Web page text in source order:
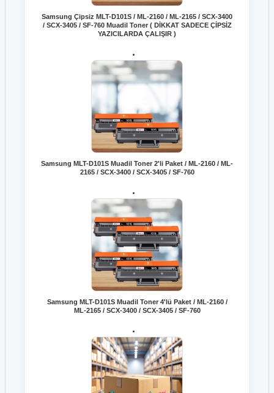
Samsung Çipsiz MLT-D101S / ML-2160 / ML-2165 / SCX-3400
/ SCX-3405 / SF-760 Muadil Toner ( DİKKAT SADECE ÇİPSİZ
YAZICILARDA ÇALIŞIR )
Samsung MLT-D101S Muadil Toner 2'li Paket / ML-2160 / ML-
2165 / SCX-3400 / SCX-3405 / SF-760
Samsung MLT-D101S Muadil Toner 4'lü Paket / ML-2160 /
ML-2165 / SCX-3400 / SCX-3405 / SF-760